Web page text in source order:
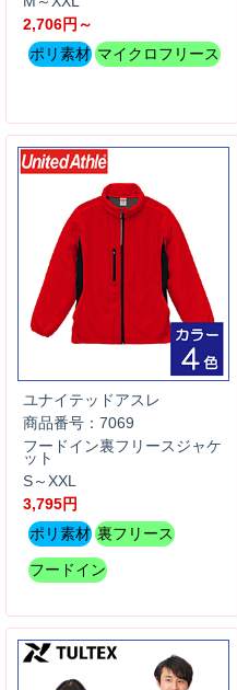
2,706円～
ポリ素材 マイクロフリース
ユナイテッドアスレ
商品番号：7069
フードイン裏フリースジャケ
ット
S～XXL
3,795円
ポリ素材 裏フリース
フードイン